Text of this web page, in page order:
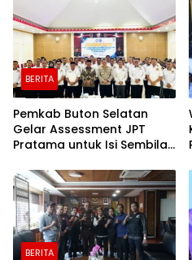
BERITA
Pemkab Buton Selatan
Gelar Assessment JPT
Pratama untuk Isi Sembilan
BERITA